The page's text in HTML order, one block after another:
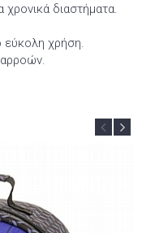
χρονικά διαστήματα.
εύκολη χρήση.